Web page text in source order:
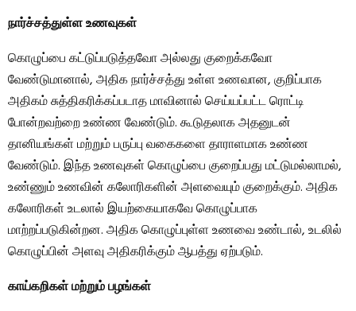
நார்ச்சத்துள்ள உணவுகள்
கொழுப்பை கட்டுப்படுத்தவோ அல்லது குறைக்கவோ
வேண்டுமானால், அதிக நார்ச்சத்து உள்ள உணவான, குறிப்பாக
அதிகம் சுத்திகரிக்கப்படாத மாவினால் செய்யப்பட்ட ரொட்டி
போன்றவற்றை உண்ண வேண்டும். கூடுதலாக அதனுடன்
தானியங்கள் மற்றும் பருப்பு வகைகளை தாராளமாக உண்ண
வேண்டும். இந்த உணவுகள் கொழுப்பை குறைப்பது மட்டுமல்லாமல்,
உண்ணும் உணவின் கலோரிகளின் அளவையும் குறைக்கும். அதிக
கலோரிகள் உடலால் இயற்கையாகவே கொழுப்பாக
மாற்றப்படுகின்றன. அதிக கொழுப்புள்ள உணவை உண்டால், உடலில்
கொழுப்பின் அளவு அதிகரிக்கும் ஆபத்து ஏற்படும்.
காய்கறிகள் மற்றும் பழங்கள்